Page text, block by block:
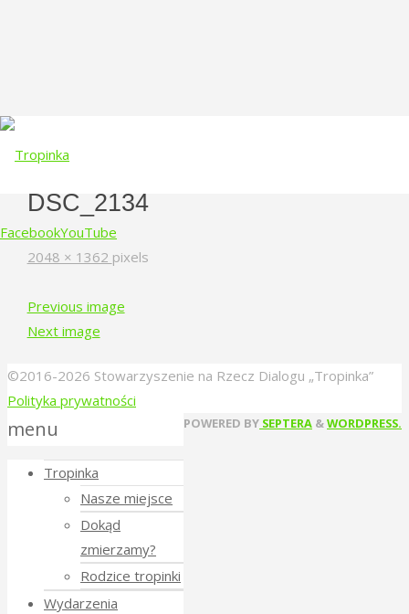
FacebookYouTube
content
DSC_2134
Full
2048 × 1362 pixels
Previous image
Next image
©2016-2026 Stowarzyszenie na Rzecz Dialogu „Tropinka”
Polityka prywatności
POWERED BY SEPTERA &WORDPRESS.
Back
Top
menu
Tropinka
Nasze miejsce
Dokąd
zmierzamy?
Rodzice tropinki
Wydarzenia